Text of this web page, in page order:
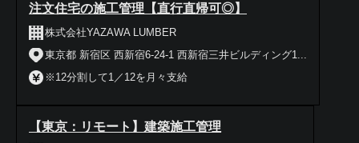
注文住宅の施工管理【直行直帰可◎】
株式会社YAZAWA LUMBER
東京都 新宿区 西新宿6-24-1 西新宿三井ビルディング1...
※12分割して1／12を月々支給
【東京：リモート】建築施工管理